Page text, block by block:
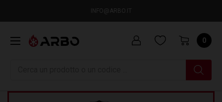
INFO@ARBO.IT
0